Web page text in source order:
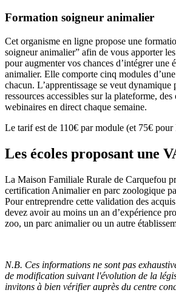
Formation soigneur animalier
Cet organisme en ligne propose une
soigneur animalier” afin de vous apporter
pour augmenter vos chances d’intégrer une
animalier. Elle comporte cinq modules
chacun. L’apprentissage se veut
ressources accessibles sur la plateforme,
webinaires en direct chaque semaine.
Le tarif est de 110€ par module (et 75€ pour
Les écoles proposant une
La Maison Familiale Rurale de Carquefou
certification Animalier en parc zoologique
Pour entreprendre cette validation des
devez avoir au moins un an d’expérience
zoo, un parc animalier ou un autre
N.B. Ces informations ne sont pas
de modification suivant l'évolution de la
invitons à bien vérifier auprès du centre